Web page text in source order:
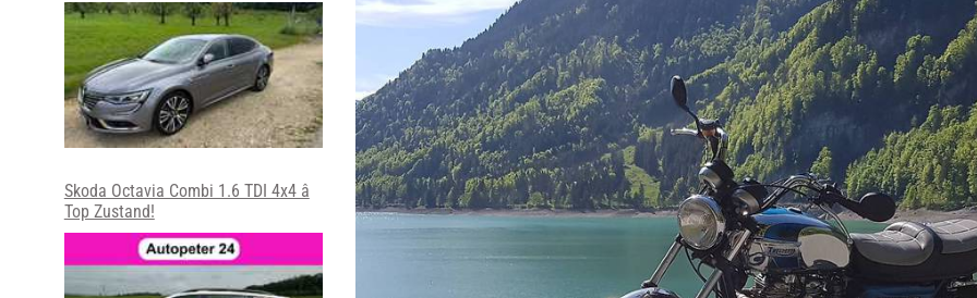
Skoda Octavia Combi 1.6 TDI 4x4 â
Top Zustand!